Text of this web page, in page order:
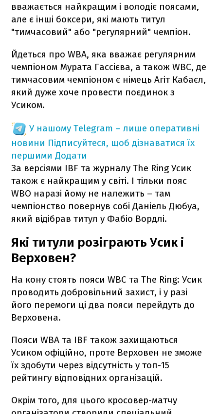
вважається найкращим і володіє поясами,
але є інші боксери, які мають титул
"тимчасовий" або "регулярний" чемпіон.
Йдеться про WBA, яка вважає регулярним
чемпіоном Мурата Гассієва, а також WBC, де
тимчасовим чемпіоном є німець Агіт Кабаєл,
який дуже хоче провести поєдинок з
Усиком.
У нашому Telegram – лише оперативні
новини Підписуйтеся, щоб дізнаватися їх
першими Додати
За версіями IBF та журналу The Ring Усик
також є найкращим у світі. І тільки пояс
WBO наразі йому не належить – там
чемпіонство повернув собі Даніель Дюбуа,
який відібрав титул у Фабіо Вордлі.
Які титули розіграють Усик і
Верховен?
На кону стоять пояси WBC та The Ring: Усик
проводить добровільний захист, і у разі
його перемоги ці два пояси перейдуть до
Верховена.
Пояси WBA та IBF також захищаються
Усиком офіційно, проте Верховен не зможе
їх здобути через відсутність у топ-15
рейтингу відповідних організацій.
Окрім того, для цього кросовер-матчу